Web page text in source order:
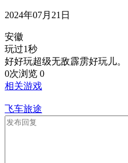
2024年07月21日
安徽
玩过1秒
好好玩超级无敌霹雳好玩儿。
0次浏览 0
相关游戏
飞车旅途